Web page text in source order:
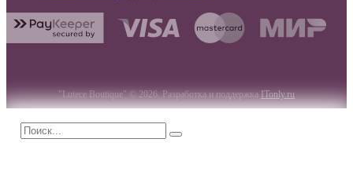
"Lutece Boutique" © 2026. Разработка и поддержкаITonly.ru